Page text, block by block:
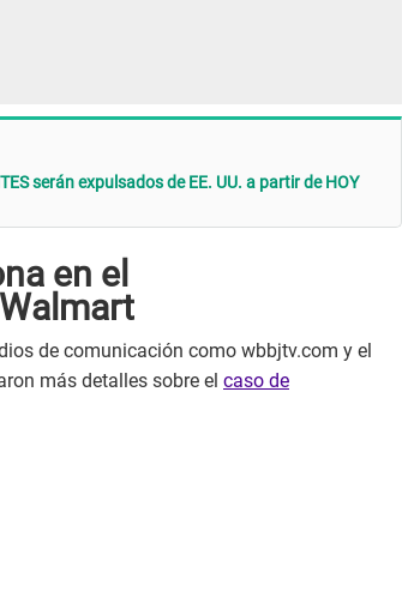
serán expulsados de EE. UU. a partir de HOY
en el
de comunicación como wbbjtv.com y el
más detalles sobre el caso de